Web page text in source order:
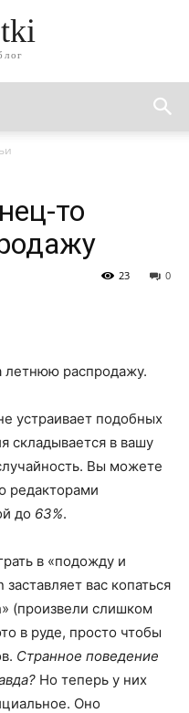
то
0
23
летнюю распродажу.
устраивает подобных
складывается в вашу
Вы можете
редакторами
до 63%.
в «подожду и
вас копаться
(произвели слишком
в руде, просто чтобы
Странное поведение
Но теперь у них
Оно